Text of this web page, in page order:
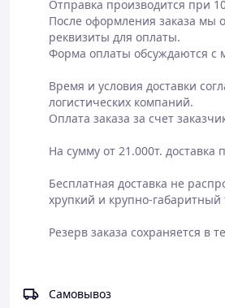
Отправка производится при
После оформления заказа мы
реквизиты для оплаты.
Форма оплаты обсуждаются с
Время и условия доставки
логистических компаний.
Оплата заказа за счет
На сумму от 21.000т. доставка
Бесплатная доставка не
хрупкий и крупно-габаритный
Резерв заказа сохраняется в
Самовывоз